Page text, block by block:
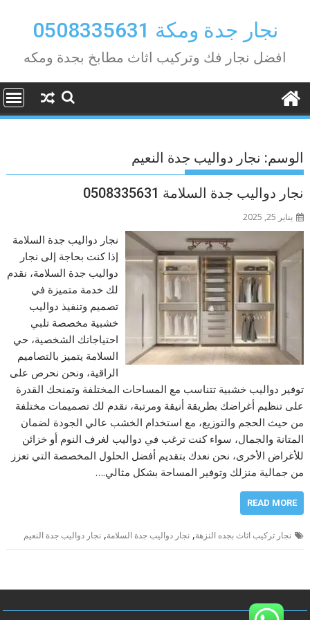
contentنجار جدة ومكة 0508335631
افضل نجار فك وتركيب اثاث مطابخ بجدة ومكه
الوسم: نجار دواليب جدة النعيم
نجار دواليب جدة السلامة 0508335631
يناير 25, 2025
نجار دواليب جدة السلامة
إذا كنت بحاجة إلى نجار
دواليب جدة السلامة، نقدم
لك خدمة متميزة في
تصميم وتنفيذ دواليب
خشبية مخصصة تلبي
احتياجاتك الشخصية، حي
السلامة يتميز بالتصاميم
الراقية، ونحن نحرص على
توفير دواليب خشبية تتناسب مع المساحات المختلفة وتمنحك القدرة
على تنظيم أغراضك بطريقة أنيقة ومرتبة، نقدم لك تصميمات مختلفة
من حيث الحجم والتوزيع، مع استخدام الخشب عالي الجودة لضمان
المتانة والجمال، سواء كنت ترغب في دواليب لغرف النوم أو خزائن
للأغراض الأخرى، نحن نعدك بتقديم أفضل الحلول المخصصة التي تعزز
من جمالية منزلك وتوفير المساحة بشكل مثالي.…
READ MORE
نجار تركيب اثاث بجده النزهة,نجار دواليب جدة السلامة,نجار دواليب جدة النعيم